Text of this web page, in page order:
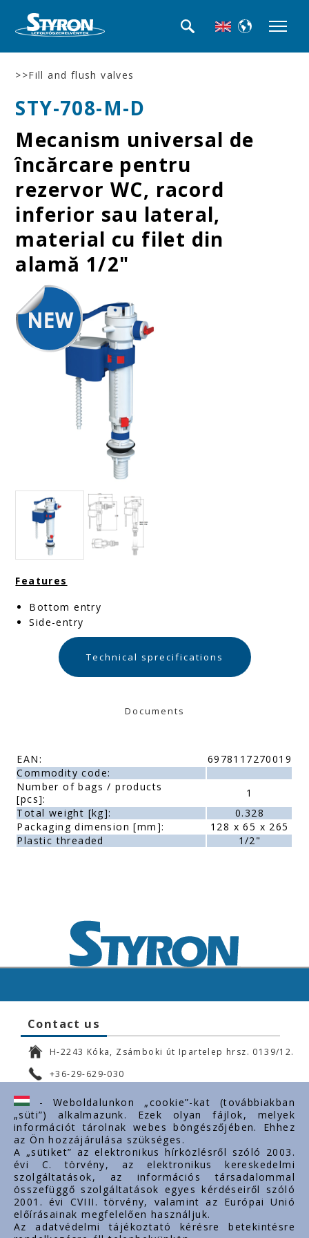
>>Fill and flush valves
STY-708-M-D
Mecanism universal de
încărcare pentru
rezervor WC, racord
inferior sau lateral,
material cu filet din
alamă 1/2"
Features
Bottom entry
Side-entry
Technical sprecifications
Documents
EAN:
6978117270019
Commodity code:
Number of bags / products
[pcs]:
1
Total weight [kg]:
0.328
Packaging dimension [mm]:
128 x 65 x 265
Plastic threaded
1/2"
Contact us
H-2243 Kóka, Zsámboki út Ipartelep hrsz. 0139/12.
+36-29-629-030
ertekesites@styron.hu
export@styron.hu
www.styron.hu
Important links
About us
- Weboldalunkon „cookie”-kat (továbbiakban
„süti”) alkalmazunk. Ezek olyan fájlok, melyek
információt tárolnak webes böngészőjében. Ehhez
az Ön hozzájárulása szükséges.
A „sütiket” az elektronikus hírközlésről szóló 2003.
évi C. törvény, az elektronikus kereskedelmi
szolgáltatások, az információs társadalommal
összefüggő szolgáltatások egyes kérdéseiről szóló
2001. évi CVIII. törvény, valamint az Európai Unió
előírásainak megfelelően használjuk.
Az adatvédelmi tájékoztató kérésre betekintésre